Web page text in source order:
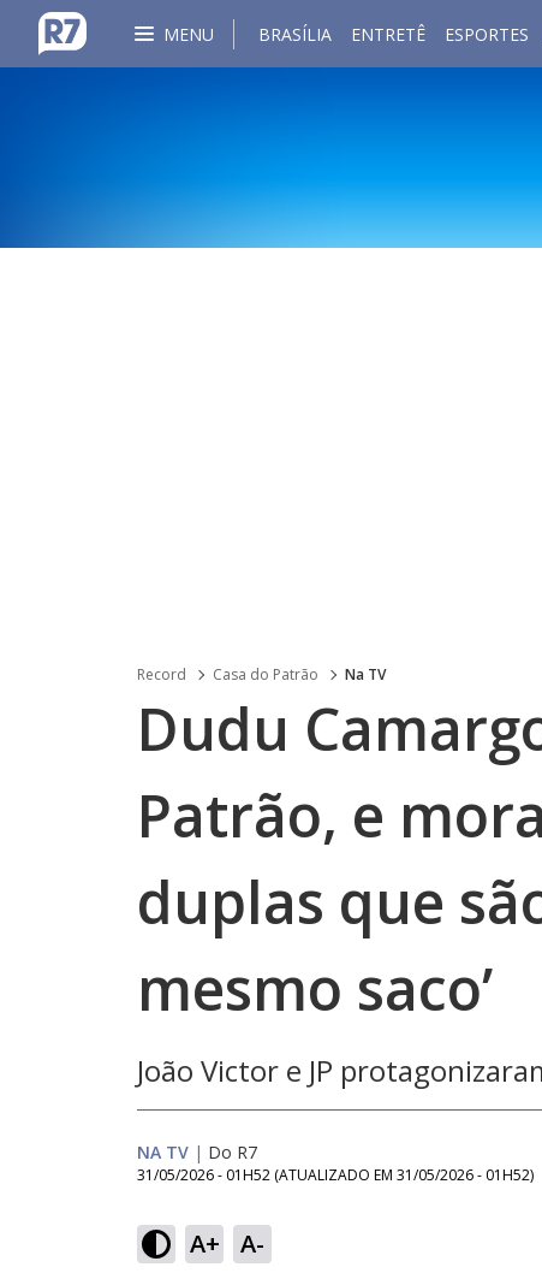
MENU BRASÍLIA ENTRETÊ ESPORTES
Record Casa do Patrão Na TV
Dudu
Patrão, e
duplas que
mesmo saco’
João Victor e JP
NA TV | Do R7
31/05/2026 - 01H52 (ATUALIZADO EM 31/05/2026 - 01H52)
A+ A-
Ativar
Som
14.73%